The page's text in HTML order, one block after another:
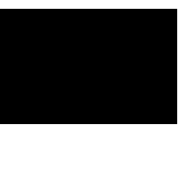
personalizat de
ca vizitator